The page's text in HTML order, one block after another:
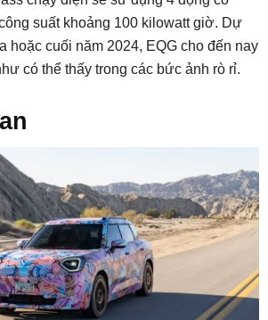
suất khoảng 100 kilowatt giờ. Dự
hoặc cuối năm 2024, EQG cho đến nay
có thể thấy trong các bức ảnh rò rỉ.